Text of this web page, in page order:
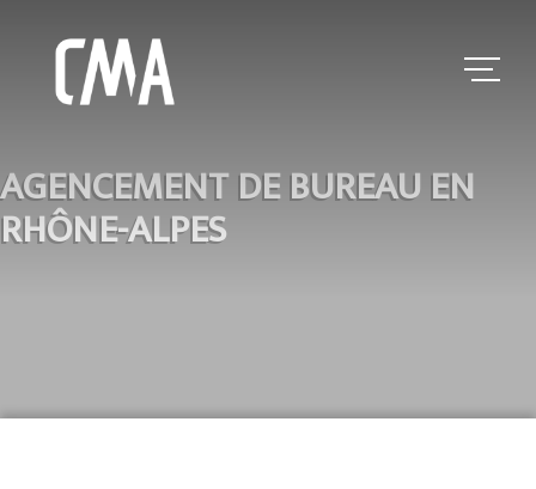
AGENCEMENT DE BUREAU EN
RHÔNE-ALPES